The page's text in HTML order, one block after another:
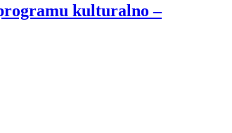
kulturalno –